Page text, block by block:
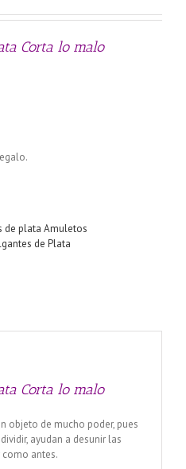
Corta lo malo
de plata Amuletos
de Plata
Corta lo malo
objeto de mucho poder, pues
ayudan a desunir las
como antes.